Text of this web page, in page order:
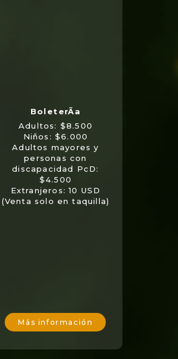
Adultos: $8.500
Niños: $6.000
Adultos mayores y
personas con
discapacidad PcD:
$4.500
Extranjeros: 10 USD
(Venta solo en taquilla)
Más información